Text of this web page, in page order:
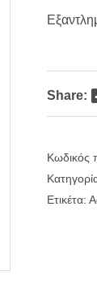
Share:
Κωδικός
Ετικέτα: